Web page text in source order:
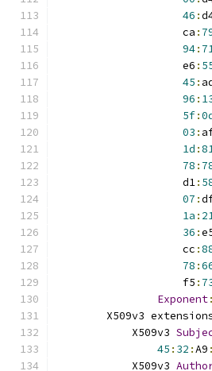
46 :
                    ca
:
94:
                    e6
:
45 :
96 :
5f:
03 :
1d :
78 :
                    d1
:
07 :
1a :
36 :
                    cc
:
78 :
                    f5
:
Exponent:
X509v3
            X509v3
45 : 32 :A9 :
            X509v3